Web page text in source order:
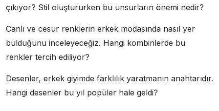
çıkıyor? Stil oluştururken bu unsurların önemi nedir?
Canlı ve cesur renklerin erkek modasında nasıl yer
bulduğunu inceleyeceğiz. Hangi kombinlerde bu
renkler tercih ediliyor?
Desenler, erkek giyimde farklılık yaratmanın anahtarıdır.
Hangi desenler bu yıl popüler hale geldi?